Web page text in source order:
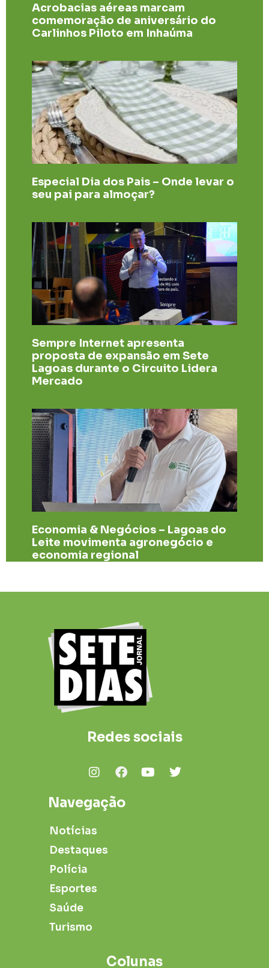
Acrobacias aéreas marcam
comemoração de aniversário do
Carlinhos Piloto em Inhaúma
Especial Dia dos Pais – Onde levar o
seu pai para almoçar?
Sempre Internet apresenta
proposta de expansão em Sete
Lagoas durante o Circuito Lidera
Mercado
Economia & Negócios – Lagoas do
Leite movimenta agronegócio e
economia regional
Redes sociais
Navegação
Notícias
Destaques
Polícia
Esportes
Saúde
Turismo
Colunas